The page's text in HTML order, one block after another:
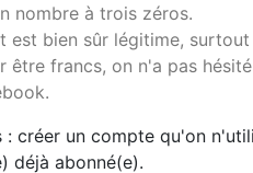
nombre à trois zéros.
est bien sûr légitime,
être francs, on n'a pas
: créer un compte qu'on
déjà abonné(e).